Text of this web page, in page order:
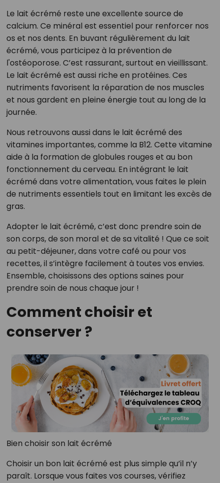
Le lait écrémé reste une excellente source de
calcium. Ce minéral est essentiel pour renforcer nos
os et nos dents. En buvant régulièrement du lait
écrémé, vous participez à la prévention de
l'ostéoporose. C’est rassurant, surtout en vieillissant.
Le lait écrémé est aussi riche en protéines. Ces
nutriments favorisent la réparation de nos muscles
et nous gardent en pleine énergie tout au long de la
journée.
Nous retrouvons aussi dans le lait écrémé des
vitamines importantes, comme la B12. Cette vitamine
aide à la formation de globules rouges et au bon
fonctionnement du cerveau. En intégrant le lait
écrémé dans votre alimentation, vous faites le plein
de nutriments essentiels tout en limitant les excès de
gras.
Adopter le lait écrémé, c’est donc prendre soin de
son corps, de son moral et de sa vitalité ! Que ce soit
au petit-déjeuner, dans votre café ou pour vos
recettes, il s’intègre facilement à toutes vos envies.
Ensemble, choisissons des options saines pour
prendre soin de nous chaque jour !
Comment choisir et
conserver ?
Bien choisir son lait écrémé
Choisir un bon lait écrémé est plus simple qu’il n’y
paraît. Lorsque vous faites vos courses, vérifiez